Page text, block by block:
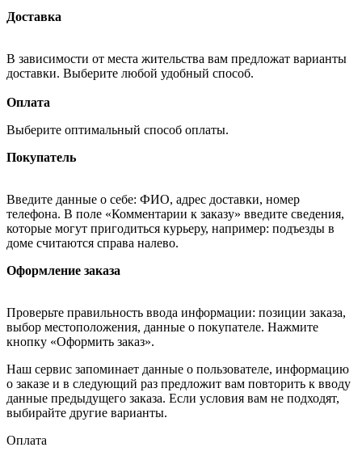
Доставка
В зависимости от места жительства вам предложат варианты
доставки. Выберите любой удобный способ.
Оплата
Выберите оптимальный способ оплаты.
Покупатель
Введите данные о себе: ФИО, адрес доставки, номер
телефона. В поле «Комментарии к заказу» введите сведения,
которые могут пригодиться курьеру, например: подъезды в
доме считаются справа налево.
Оформление заказа
Проверьте правильность ввода информации: позиции заказа,
выбор местоположения, данные о покупателе. Нажмите
кнопку «Оформить заказ».
Наш сервис запоминает данные о пользователе, информацию
о заказе и в следующий раз предложит вам повторить к вводу
данные предыдущего заказа. Если условия вам не подходят,
выбирайте другие варианты.
Оплата